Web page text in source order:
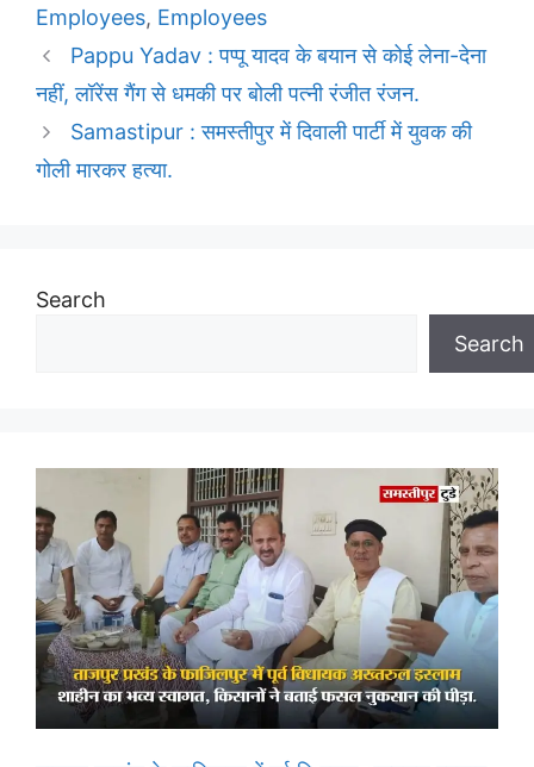
Employees, Employees
Pappu Yadav : पप्पू यादव के बयान से कोई लेना-देना
नहीं, लॉरेंस गैंग से धमकी पर बोली पत्नी रंजीत रंजन.
Samastipur : समस्तीपुर में दिवाली पार्टी में युवक की
गोली मारकर हत्या.
Search
Search